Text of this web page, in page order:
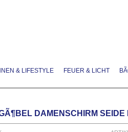
& LIFESTYLE FEUER & LICHT
DAMENSCHIRM